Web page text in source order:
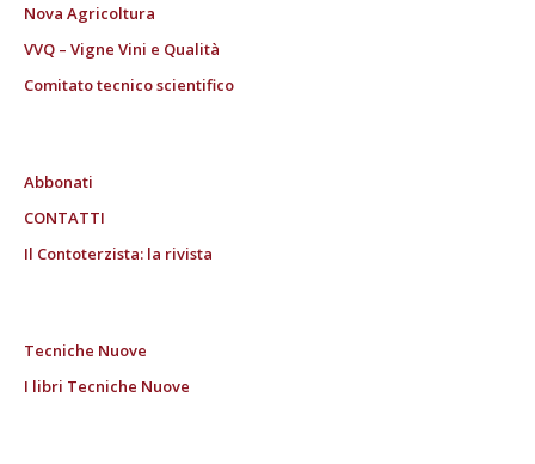
Nova Agricoltura
VVQ – Vigne Vini e Qualità
Comitato tecnico scientifico
Abbonati
CONTATTI
Il Contoterzista: la rivista
Tecniche Nuove
I libri Tecniche Nuove